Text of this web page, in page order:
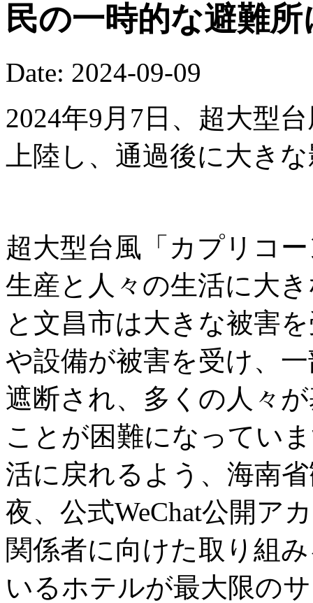
民の一時的な避難
Date: 2024-09-09
2024年9月7日、超大型
上陸し、通過後に大き
超大型台風「カプリコ
生産と人々の生活に大
と文昌市は大きな被害
や設備が被害を受け、
遮断され、多くの人々
ことが困難になってい
活に戻れるよう、海南
夜、公式WeChat公開ア
関係者に向けた取り組
いるホテルが最大限の